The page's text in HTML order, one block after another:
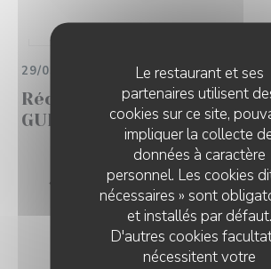
Le restaurant et ses
partenaires utilisent
cookies sur ce site,
impliquer la collecte
données à caractère
personnel. Les cookies
nécessaires » sont
et installés par défaut.
D'autres cookies
nécessitent votre
Récompensé par le site
GURU
29/05/2025
Recommandé